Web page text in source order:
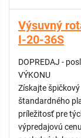
Výsuvný
I-20-36S
DOPREDAJ -
VÝKONU
Získajte
štandardného
príležitosť pre
výpredajovú